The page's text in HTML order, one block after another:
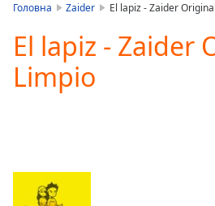
Play
Video
Current
0:00
Головна Zaider El lapiz - Zaider
El lapiz - Zaider
Limpio